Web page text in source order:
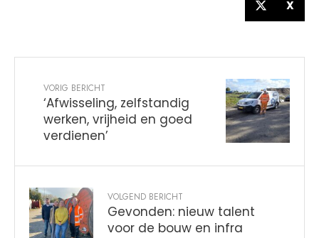
X
VORIG BERICHT
‘Afwisseling, zelfstandig
werken, vrijheid en goed
verdienen’
VOLGEND BERICHT
Gevonden: nieuw talent
voor de bouw en infra